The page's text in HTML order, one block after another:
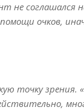
не соглашался
очков,
точку